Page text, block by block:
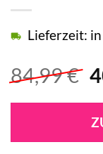
84,99€
Lieferzeit: